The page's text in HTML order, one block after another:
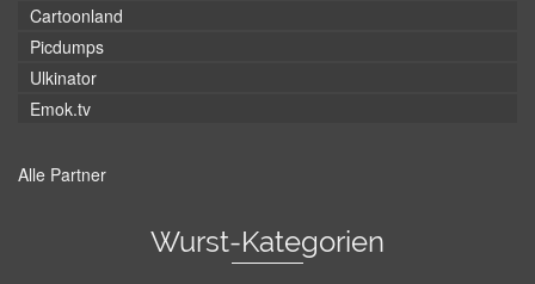
Cartoonland
Picdumps
Ulkinator
Emok.tv
Alle Partner
Wurst-Kategorien